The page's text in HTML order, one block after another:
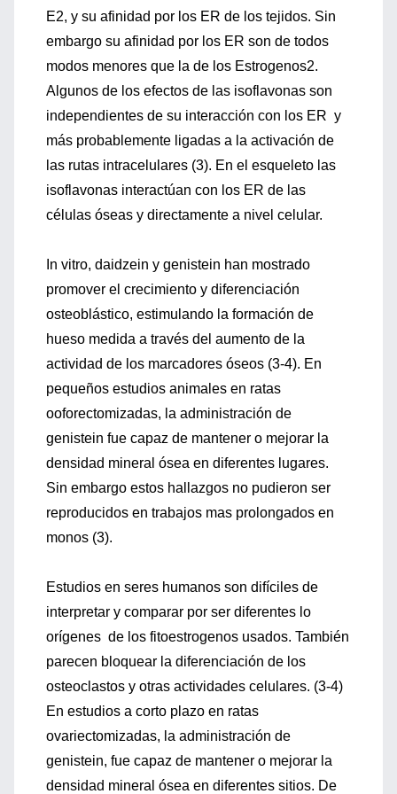
E2, y su afinidad por los ER de los tejidos. Sin
embargo su afinidad por los ER son de todos
modos menores que la de los Estrogenos2.
Algunos de los efectos de las isoflavonas son
independientes de su interacción con los ER y
más probablemente ligadas a la activación de
las rutas intracelulares (3). En el esqueleto las
isoflavonas interactúan con los ER de las
células óseas y directamente a nivel celular.
In vitro, daidzein y genistein han mostrado
promover el crecimiento y diferenciación
osteoblástico, estimulando la formación de
hueso medida a través del aumento de la
actividad de los marcadores óseos (3-4). En
pequeños estudios animales en ratas
ooforectomizadas, la administración de
genistein fue capaz de mantener o mejorar la
densidad mineral ósea en diferentes lugares.
Sin embargo estos hallazgos no pudieron ser
reproducidos en trabajos mas prolongados en
monos (3).
Estudios en seres humanos son difíciles de
interpretar y comparar por ser diferentes lo
orígenes de los fitoestrogenos usados. También
parecen bloquear la diferenciación de los
osteoclastos y otras actividades celulares. (3-4)
En estudios a corto plazo en ratas
ovariectomizadas, la administración de
genistein, fue capaz de mantener o mejorar la
densidad mineral ósea en diferentes sitios. De